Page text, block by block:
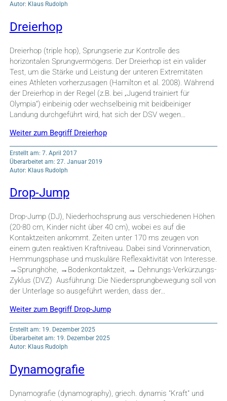
Autor: Klaus Rudolph
Dreierhop
Dreierhop (triple hop), Sprungserie zur Kontrolle des
horizontalen Sprungvermögens. Der Dreierhop ist ein valider
Test, um die Stärke und Leistung der unteren Extremitäten
eines Athleten vorherzusagen (Hamilton et al. 2008). Während
der Dreierhop in der Regel (z.B. bei „Jugend trainiert für
Olympia“) einbeinig oder wechselbeinig mit beidbeiniger
Landung durchgeführt wird, hat sich der DSV wegen…
Weiter zum Begriff Dreierhop
Erstellt am: 7. April 2017
Überarbeitet am: 27. Januar 2019
Autor: Klaus Rudolph
Drop-Jump
Drop-Jump (DJ), Niederhochsprung aus verschiedenen Höhen
(20-80 cm, Kinder nicht über 40 cm), wobei es auf die
Kontaktzeiten ankommt. Zeiten unter 170 ms zeugen von
einem guten reaktiven Kraftniveau. Dabei sind Vorinnervation,
Hemmungsphase und muskuläre Reflexaktivität von Interesse.
→Sprunghöhe, →Bodenkontaktzeit, → Dehnungs-Verkürzungs-
Zyklus (DVZ) Ausführung: Die Niedersprungbewegung soll von
der Unterlage so ausgeführt werden, dass der…
Weiter zum Begriff Drop-Jump
Erstellt am: 19. Dezember 2025
Überarbeitet am: 19. Dezember 2025
Autor: Klaus Rudolph
Dynamografie
Dynamografie (dynamography), griech. dynamis "Kraft" und